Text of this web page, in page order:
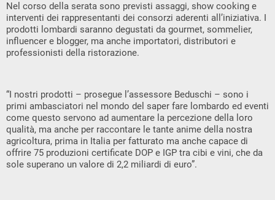
Nel corso della serata sono previsti assaggi, show cooking e
interventi dei rappresentanti dei consorzi aderenti all’iniziativa. I
prodotti lombardi saranno degustati da gourmet, sommelier,
influencer e blogger, ma anche importatori, distributori e
professionisti della ristorazione.
“I nostri prodotti – prosegue l’assessore Beduschi – sono i
primi ambasciatori nel mondo del saper fare lombardo ed eventi
come questo servono ad aumentare la percezione della loro
qualità, ma anche per raccontare le tante anime della nostra
agricoltura, prima in Italia per fatturato ma anche capace di
offrire 75 produzioni certificate DOP e IGP tra cibi e vini, che da
sole superano un valore di 2,2 miliardi di euro”.